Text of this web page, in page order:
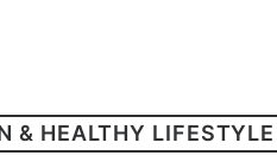
& HEALTHY LIFESTYLE